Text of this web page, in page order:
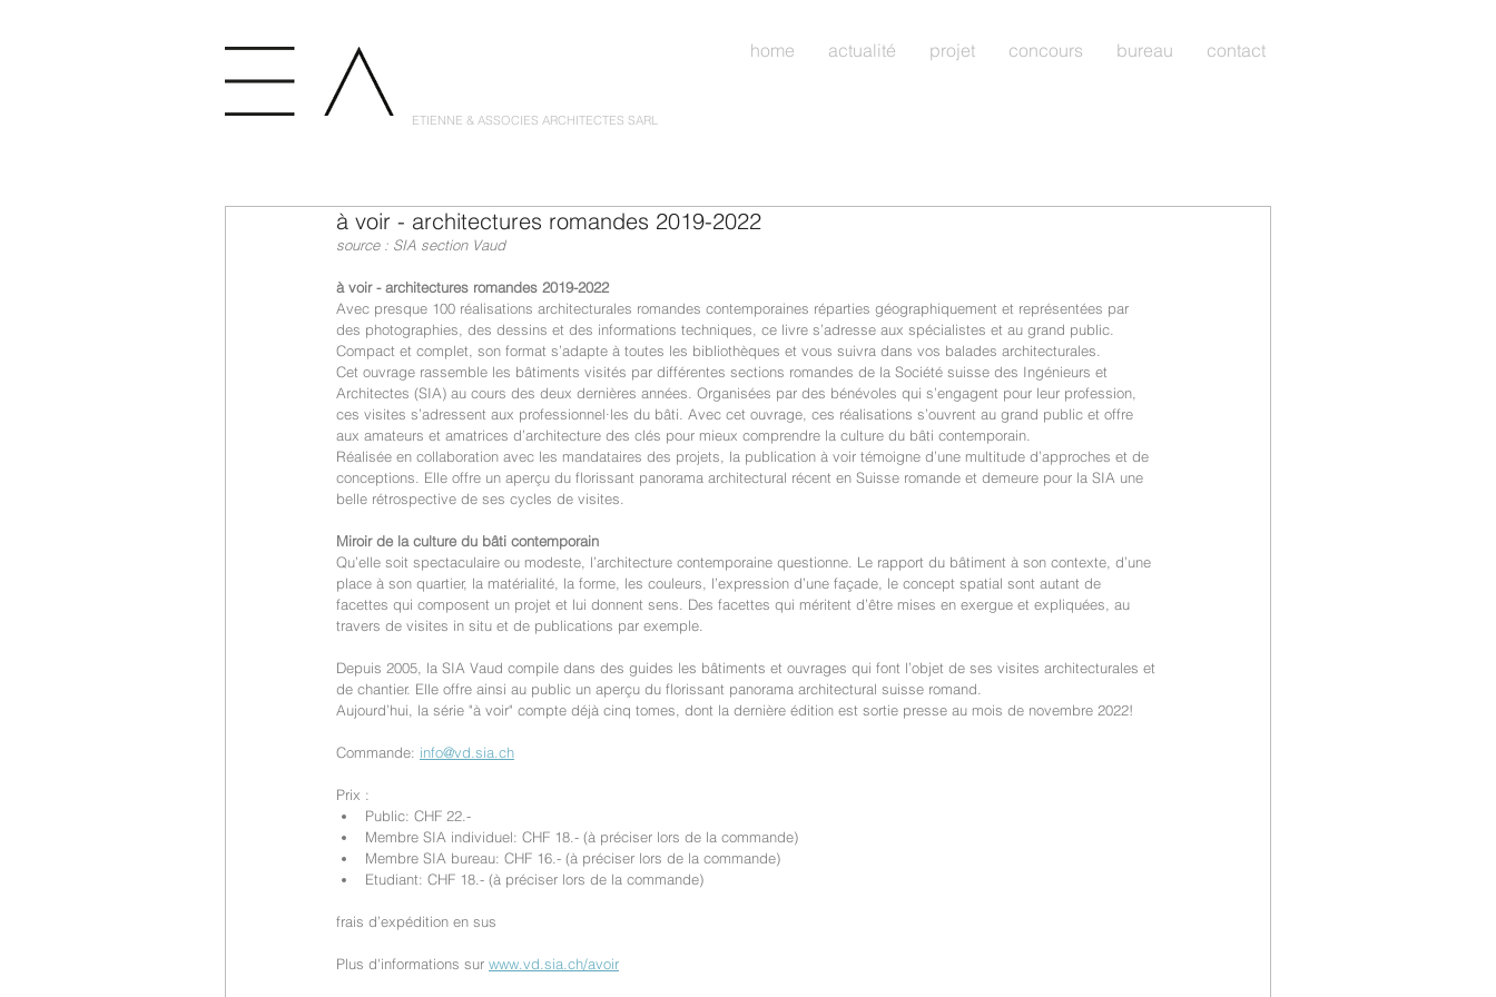
home actualité projet concours bureau contact
ETIENNE & ASSOCIES ARCHITECTES SARL
à voir - architectures romandes 2019-2022
source : SIA section Vaud
à voir - architectures romandes 2019-2022
Avec presque 100 réalisations architecturales romandes contemporaines réparties géographiquement et représentées par
des photographies, des dessins et des informations techniques, ce livre s’adresse aux spécialistes et au grand public.
Compact et complet, son format s’adapte à toutes les bibliothèques et vous suivra dans vos balades architecturales.
Cet ouvrage rassemble les bâtiments visités par différentes sections romandes de la Société suisse des Ingénieurs et
Architectes (SIA) au cours des deux dernières années. Organisées par des bénévoles qui s’engagent pour leur profession,
ces visites s’adressent aux professionnel·les du bâti. Avec cet ouvrage, ces réalisations s’ouvrent au grand public et offre
aux amateurs et amatrices d’architecture des clés pour mieux comprendre la culture du bâti contemporain.
Réalisée en collaboration avec les mandataires des projets, la publication à voir témoigne d’une multitude d’approches et de
conceptions. Elle offre un aperçu du florissant panorama architectural récent en Suisse romande et demeure pour la SIA une
belle rétrospective de ses cycles de visites.
Miroir de la culture du bâti contemporain
Qu’elle soit spectaculaire ou modeste, l’architecture contemporaine questionne. Le rapport du bâtiment à son contexte, d’une
place à son quartier, la matérialité, la forme, les couleurs, l’expression d’une façade, le concept spatial sont autant de
facettes qui composent un projet et lui donnent sens. Des facettes qui méritent d’être mises en exergue et expliquées, au
travers de visites in situ et de publications par exemple.
Depuis 2005, la SIA Vaud compile dans des guides les bâtiments et ouvrages qui font l’objet de ses visites architecturales et
de chantier. Elle offre ainsi au public un aperçu du florissant panorama architectural suisse romand.
Aujourd’hui, la série "à voir" compte déjà cinq tomes, dont la dernière édition est sortie presse au mois de novembre 2022!
Commande: info@vd.sia.ch
Prix :
Public: CHF 22.-
Membre SIA individuel: CHF 18.- (à préciser lors de la commande)
Membre SIA bureau: CHF 16.- (à préciser lors de la commande)
Etudiant: CHF 18.- (à préciser lors de la commande)
frais d’expédition en sus
Plus d'informations sur www.vd.sia.ch/avoir